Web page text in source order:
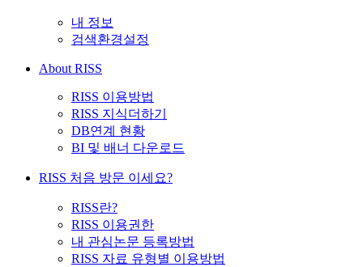
내 정보
검색환경설정
About RISS
RISS 이용방법
RISS 지식더하기
DB연계 현황
BI 및 배너 다운로드
RISS 처음 방문 이세요?
RISS란?
RISS 이용권한
내 관심논문 등록방법
RISS 자료 유형별 이용방법